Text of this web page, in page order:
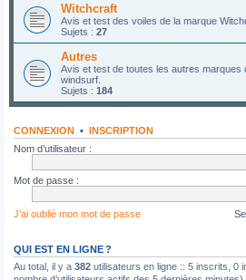
Witchcraft
Avis et test des voiles de la marque
Sujets : 27
Autres
Avis et test de toutes les autres marques
windsurf.
Sujets : 184
CONNEXION • INSCRIPTION
Nom d’utilisateur :
Mot de passe :
J’ai oublié mon mot de passe
QUI EST EN LIGNE ?
Au total, il y a 382 utilisateurs en ligne :: 5 inscrits, 0